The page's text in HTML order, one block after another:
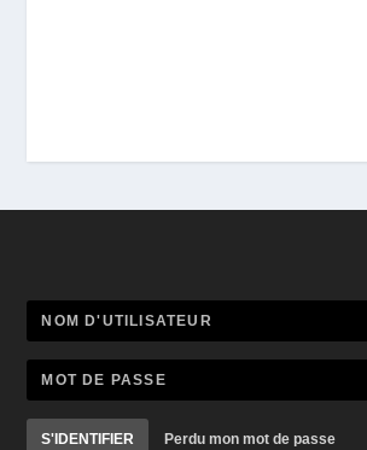
S'IDENTIFIER Perdu mon mot de passe